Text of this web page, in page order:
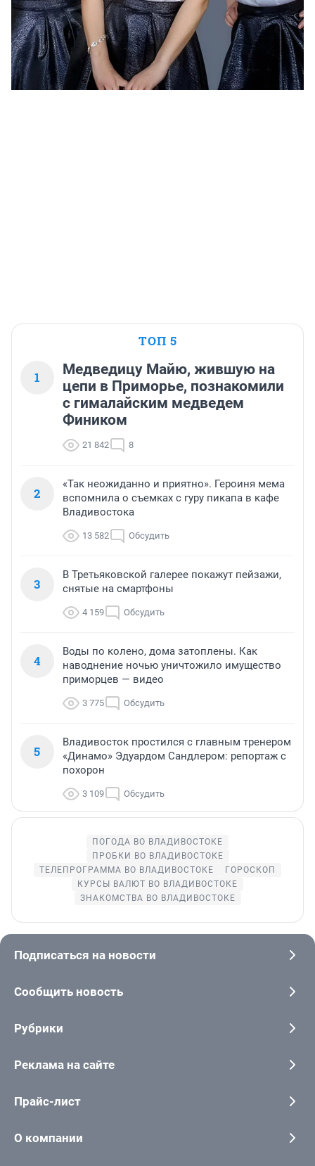
ТОП 5
1
Медведицу Майю, жившую на
цепи в Приморье, познакомили
с гималайским медведем
Фиником
21 842 8
2
«Так неожиданно и приятно». Героиня мема
вспомнила о съемках с гуру пикапа в кафе
Владивостока
13 582 Обсудить
3
В Третьяковской галерее покажут пейзажи,
снятые на смартфоны
4 159 Обсудить
4
Воды по колено, дома затоплены. Как
наводнение ночью уничтожило имущество
приморцев — видео
3 775 Обсудить
5
Владивосток простился с главным тренером
«Динамо» Эдуардом Сандлером: репортаж с
похорон
3 109 Обсудить
ПОГОДА ВО ВЛАДИВОСТОКЕ
ПРОБКИ ВО ВЛАДИВОСТОКЕ
ТЕЛЕПРОГРАММА ВО ВЛАДИВОСТОКЕ
ГОРОСКОП
КУРСЫ ВАЛЮТ ВО ВЛАДИВОСТОКЕ
ЗНАКОМСТВА ВО ВЛАДИВОСТОКЕ
Подписаться на новости
Сообщить новость
Рубрики
Реклама на сайте
Прайс-лист
О компании